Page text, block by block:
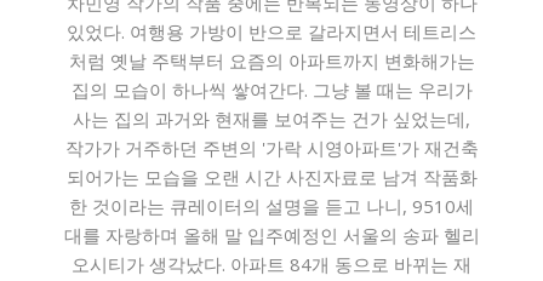
있었다. 여행용 가방이 반으로 갈라지면서 테트리스
처럼 옛날 주택부터 요즘의 아파트까지 변화해가는
집의 모습이 하나씩 쌓여간다. 그냥 볼 때는 우리가
사는 집의 과거와 현재를 보여주는 건가 싶었는데,
작가가 거주하던 주변의 '가락 시영아파트'가 재건축
되어가는 모습을 오랜 시간 사진자료로 남겨 작품화
한 것이라는 큐레이터의 설명을 듣고 나니, 9510세
대를 자랑하며 올해 말 입주예정인 서울의 송파 헬리
오시티가 생각났다. 아파트 84개 동으로 바뀌는 재